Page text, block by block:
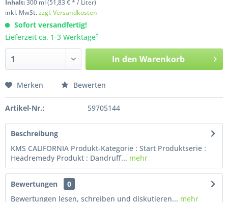
Inhalt:300 ml(51,83 € * / Liter)
inkl. MwSt.zzgl. Versandkosten
Sofort versandfertig!
Lieferzeit ca. 1-3 Werktage†
In den Warenkorb
Merken Bewerten
Artikel-Nr.: 59705144
Beschreibung
KMS CALIFORNIA Produkt-Kategorie : Start Produktserie :
Headremedy Produkt : Dandruff... mehr
Bewertungen
0
Bewertungen lesen, schreiben und diskutieren... mehr